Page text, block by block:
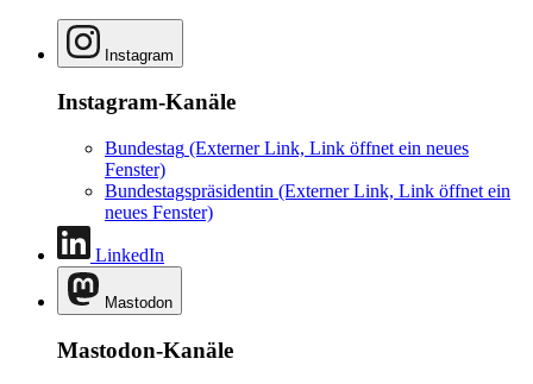
Instagram
Instagram-Kanäle
Bundestag (Externer Link, Link öffnet ein neues
Fenster)
Bundestagspräsidentin (Externer Link, Link öffnet ein
neues Fenster)
LinkedIn
Mastodon
Mastodon-Kanäle